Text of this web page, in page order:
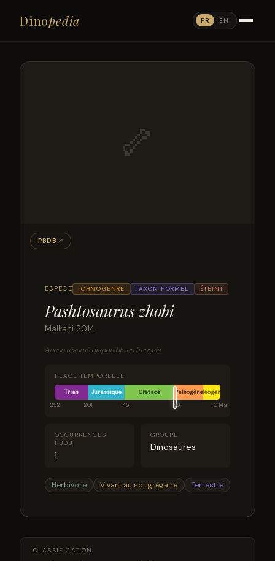
Dinopedia FR EN
ESPÈCE ICHNOGENRE TAXON FORMEL ÉTEINT
Pashtosaurus zhobi
Malkani 2014
Aucun résumé disponible en français.
PLAGE TEMPORELLE
Trias Jurassique Crétacé PaléogèneNéogène
252
201 145 66 0 Ma
OCCURRENCES
PBDB
1
GROUPE
Dinosaures
Herbivore Vivant au sol, grégaire Terrestre
🦴
PBDB ↗
CLASSIFICATION